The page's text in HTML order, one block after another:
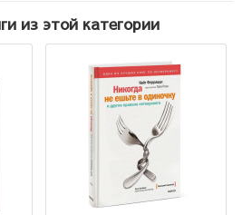
из этой категории